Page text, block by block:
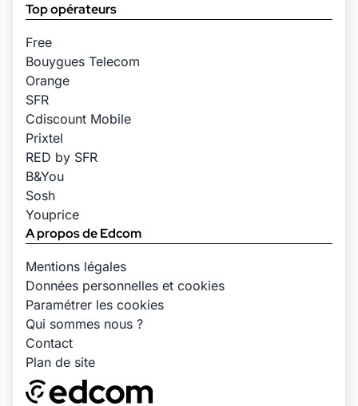
Top opérateurs
Free
Bouygues Telecom
Orange
SFR
Cdiscount Mobile
Prixtel
RED by SFR
B&You
Sosh
Youprice
A propos de Edcom
Mentions légales
Données personnelles et cookies
Paramétrer les cookies
Qui sommes nous ?
Contact
Plan de site